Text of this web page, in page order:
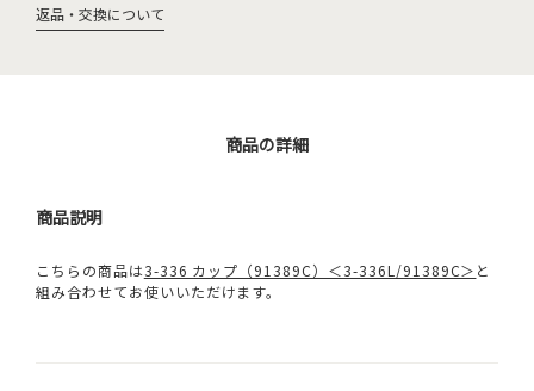
返品・交換について
商品の詳細
商品説明
こちらの商品は3-336 カップ（91389C）＜3-336L/91389C＞ と
組み合わせてお使いいただけます。